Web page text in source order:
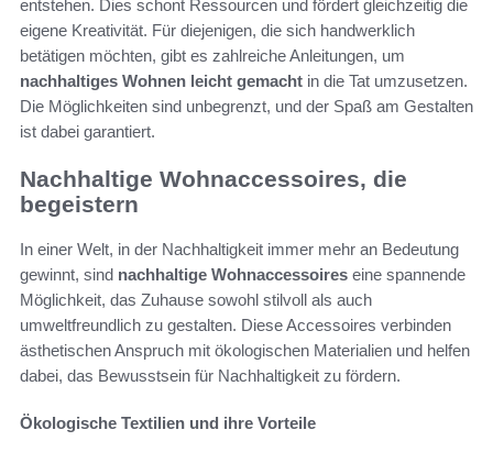
entstehen. Dies schont Ressourcen und fördert gleichzeitig die
eigene Kreativität. Für diejenigen, die sich handwerklich
betätigen möchten, gibt es zahlreiche Anleitungen, um
nachhaltiges Wohnen leicht gemacht in die Tat umzusetzen.
Die Möglichkeiten sind unbegrenzt, und der Spaß am Gestalten
ist dabei garantiert.
Nachhaltige Wohnaccessoires, die
begeistern
In einer Welt, in der Nachhaltigkeit immer mehr an Bedeutung
gewinnt, sind nachhaltige Wohnaccessoires eine spannende
Möglichkeit, das Zuhause sowohl stilvoll als auch
umweltfreundlich zu gestalten. Diese Accessoires verbinden
ästhetischen Anspruch mit ökologischen Materialien und helfen
dabei, das Bewusstsein für Nachhaltigkeit zu fördern.
Ökologische Textilien und ihre Vorteile